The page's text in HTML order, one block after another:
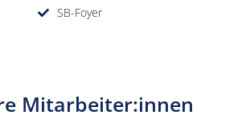
SB-Foyer
Mitarbeiter:innen